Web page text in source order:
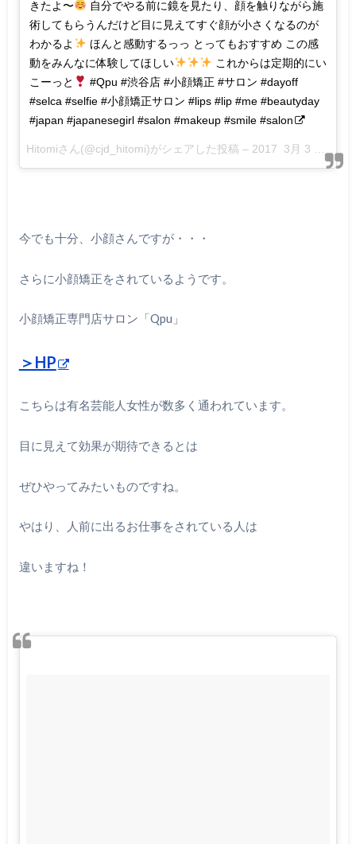
きたよ〜
自分でやる前に鏡を見たり、顔を触りながら施
術してもらうんだけど目に見えてすぐ顔が小さくなるのが
わかるよ
ほんと感動するっっ とってもおすすめ この感
動をみんなに体験してほしい
これからは定期的にい
こーっと
#Qpu #渋谷店 #小顔矯正 #サロン #dayoff
#selca #selfie #小顔矯正サロン #lips #lip #me #beautyday
#japan #japanesegirl #salon #makeup #smile #salon
Hitomiさん(@cjd_hitomi)がシェアした投稿 – 2017 3月 3 4:09午前 PST
今でも十分、小顔さんですが・・・
さらに小顔矯正をされているようです。
小顔矯正専門店サロン「Qpu」
＞HP
こちらは有名芸能人女性が数多く通われています。
目に見えて効果が期待できるとは
ぜひやってみたいものですね。
やはり、人前に出るお仕事をされている人は
違いますね！